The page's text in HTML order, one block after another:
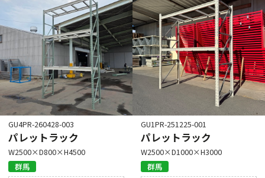
GU4PR-260428-003
パレットラック
W2500×D800×H4500
群馬
GU1PR-251225-001
パレットラック
W2500×D1000×H3000
群馬